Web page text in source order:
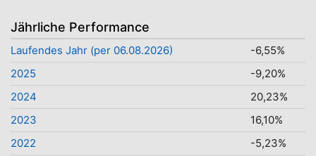
Jährliche Performance
Laufendes Jahr (per 06.08.2026)
-6,55%
2025
-9,20%
2024
20,23%
2023
16,10%
2022
-5,23%